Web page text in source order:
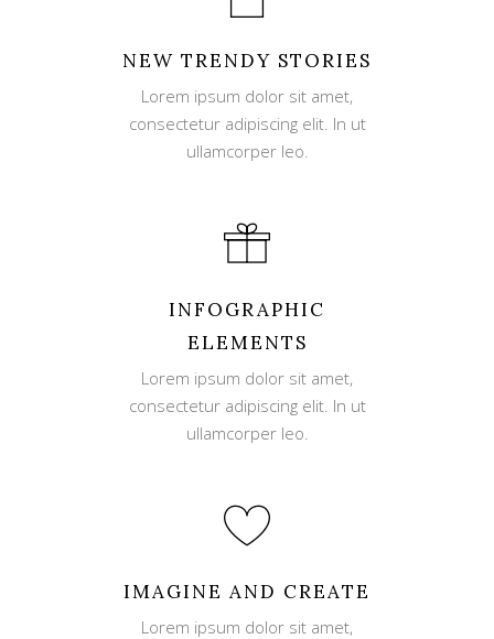
NEW TRENDY STORIES
Lorem ipsum dolor sit amet,
consectetur adipiscing elit. In ut
ullamcorper leo.
INFOGRAPHIC
ELEMENTS
Lorem ipsum dolor sit amet,
consectetur adipiscing elit. In ut
ullamcorper leo.
IMAGINE AND CREATE
Lorem ipsum dolor sit amet,